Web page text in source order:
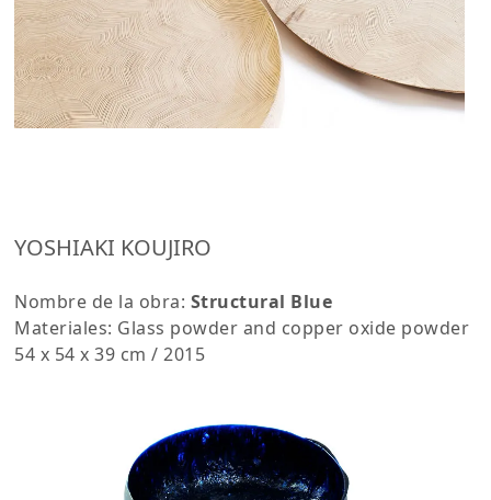
YOSHIAKI KOUJIRO
Nombre de la obra: Structural Blue
Materiales: Glass powder and copper oxide powder
54 x 54 x 39 cm / 2015